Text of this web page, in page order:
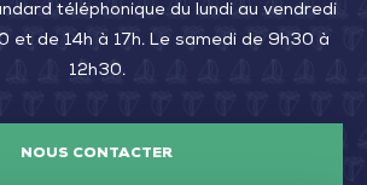
téléphonique du lundi au vendredi
et de 14h à 17h. Le samedi de 9h30 à
12h30.
NOUS CONTACTER